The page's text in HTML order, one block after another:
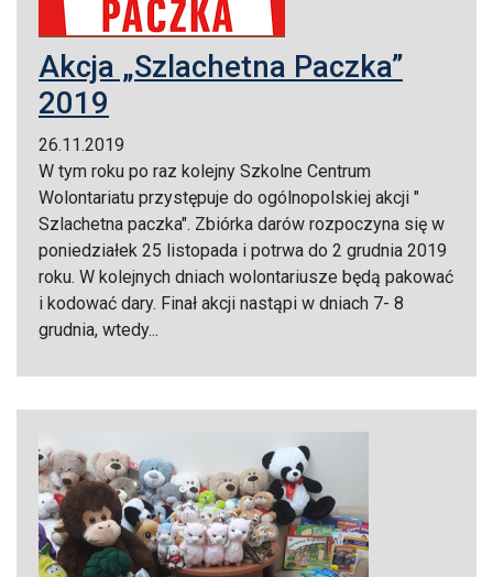
Akcja „Szlachetna Paczka”
2019
26.11.2019
W tym roku po raz kolejny Szkolne Centrum
Wolontariatu przystępuje do ogólnopolskiej akcji "
Szlachetna paczka". Zbiórka darów rozpoczyna się w
poniedziałek 25 listopada i potrwa do 2 grudnia 2019
roku. W kolejnych dniach wolontariusze będą pakować
i kodować dary. Finał akcji nastąpi w dniach 7- 8
grudnia, wtedy...